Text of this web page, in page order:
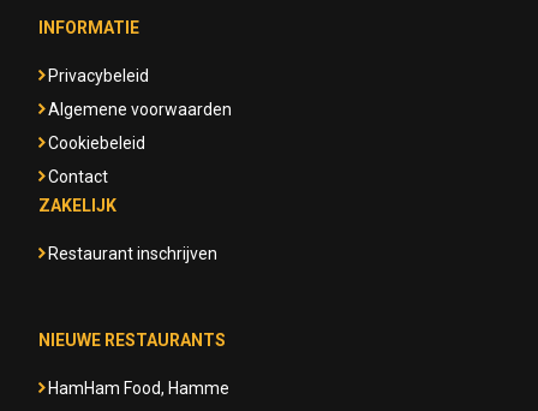
INFORMATIE
Privacybeleid
Algemene voorwaarden
Cookiebeleid
Contact
ZAKELIJK
Restaurant inschrijven
NIEUWE RESTAURANTS
HamHam Food, Hamme